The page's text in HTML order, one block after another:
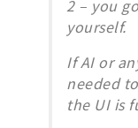
2 – you
yourself.
If AI or
needed
the UI is